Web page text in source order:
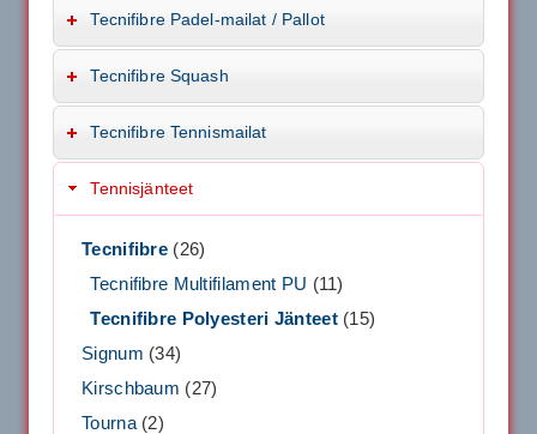
Tecnifibre Padel-mailat / Pallot
Tecnifibre Squash
Tecnifibre Tennismailat
Tennisjänteet
Tecnifibre (26)
Tecnifibre Multifilament PU (11)
Tecnifibre Polyesteri Jänteet(15)
Signum (34)
Kirschbaum (27)
Tourna(2)